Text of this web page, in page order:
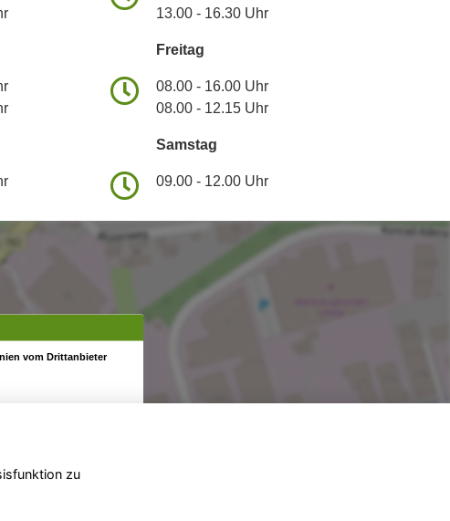
13.00 - 16.30 Uhr
Freitag
08.00 - 16.00 Uhr
08.00 - 12.15 Uhr
Samstag
09.00 - 12.00 Uhr
vom Drittanbieter
zu